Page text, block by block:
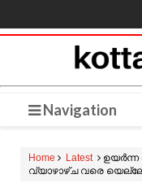
Navigation
Home Latest
ഉയർന്ന
വ്യാഴാഴ്ച വരെ